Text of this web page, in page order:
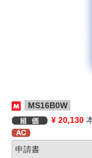
MS16B0W
¥ 20,130